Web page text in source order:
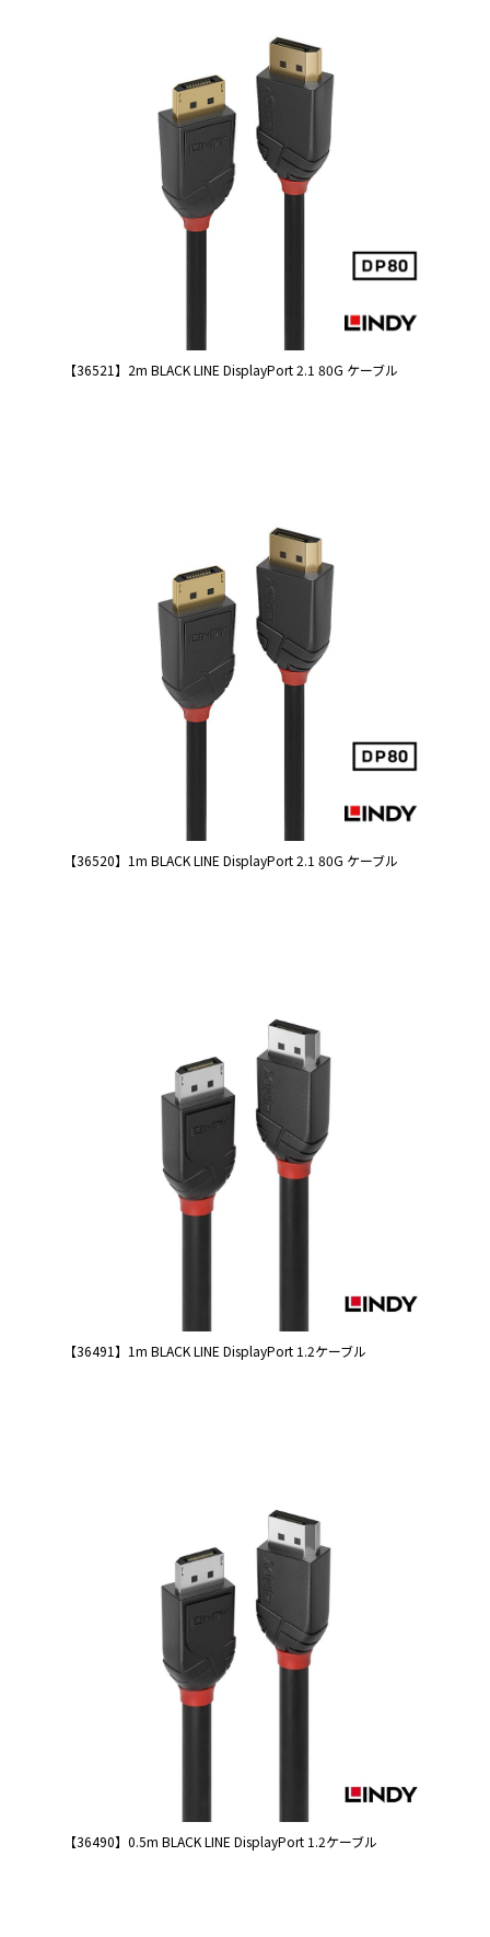
【36521】2m BLACK LINE DisplayPort 2.1 80G ケーブル
【36520】1m BLACK LINE DisplayPort 2.1 80G ケーブル
【36491】1m BLACK LINE DisplayPort 1.2ケーブル
【36490】0.5m BLACK LINE DisplayPort 1.2ケーブル